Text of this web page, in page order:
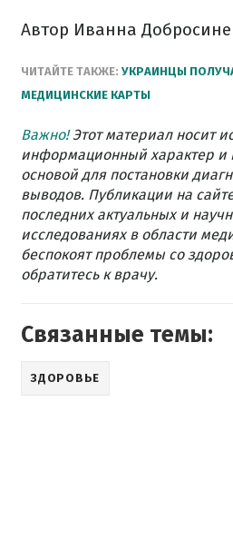
Автор Иванна
ЧИТАЙТЕ ТАКЖЕ: УКРАИНЦЫ
МЕДИЦИНСКИЕ КАРТЫ
Важно!Этот материал носит
информационный характер и
основой для постановки
выводов. Публикации на
последних актуальных и
исследованиях в области
беспокоят проблемы со
обратитесь к врачу.
Связанные темы:
ЗДОРОВЬЕ